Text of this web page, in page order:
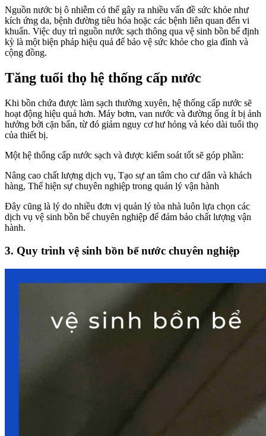
Nguồn nước bị ô nhiễm có thể gây ra nhiều vấn đề sức khỏe như
kích ứng da, bệnh đường tiêu hóa hoặc các bệnh liên quan đến vi
khuẩn. Việc duy trì nguồn nước sạch thông qua vệ sinh bồn bể định
kỳ là một biện pháp hiệu quả để bảo vệ sức khỏe cho gia đình và
cộng đồng.
Tăng tuổi thọ hệ thống cấp nước
Khi bồn chứa được làm sạch thường xuyên, hệ thống cấp nước sẽ
hoạt động hiệu quả hơn. Máy bơm, van nước và đường ống ít bị ảnh
hưởng bởi cặn bẩn, từ đó giảm nguy cơ hư hỏng và kéo dài tuổi thọ
của thiết bị.
Một hệ thống cấp nước sạch và được kiểm soát tốt sẽ góp phần:
Nâng cao chất lượng dịch vụ, Tạo sự an tâm cho cư dân và khách
hàng, Thể hiện sự chuyên nghiệp trong quản lý vận hành
Đây cũng là lý do nhiều đơn vị quản lý tòa nhà luôn lựa chọn các
dịch vụ vệ sinh bồn bể chuyên nghiệp để đảm bảo chất lượng vận
hành.
3. Quy trình vệ sinh bồn bể nước chuyên nghiệp